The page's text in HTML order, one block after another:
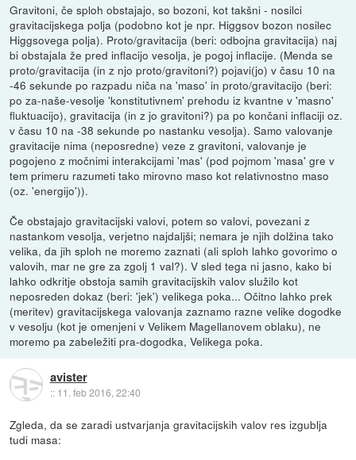
Gravitoni, če sploh obstajajo, so bozoni, kot takšni - nosilci
gravitacijskega polja (podobno kot je npr. Higgsov bozon nosilec
Higgsovega polja). Proto/gravitacija (beri: odbojna gravitacija) naj
bi obstajala že pred inflacijo vesolja, je pogoj inflacije. (Menda se
proto/gravitacija (in z njo proto/gravitoni?) pojavi(jo) v času 10 na
-46 sekunde po razpadu niča na 'maso' in proto/gravitacijo (beri:
po za-naše-vesolje 'konstitutivnem' prehodu iz kvantne v 'masno'
fluktuacijo), gravitacija (in z jo gravitoni?) pa po končani inflaciji oz.
v času 10 na -38 sekunde po nastanku vesolja). Samo valovanje
gravitacije nima (neposredne) veze z gravitoni, valovanje je
pogojeno z močnimi interakcijami 'mas' (pod pojmom 'masa' gre v
tem primeru razumeti tako mirovno maso kot relativnostno maso
(oz. 'energijo')).
Če obstajajo gravitacijski valovi, potem so valovi, povezani z
nastankom vesolja, verjetno najdaljši; nemara je njih dolžina tako
velika, da jih sploh ne moremo zaznati (ali sploh lahko govorimo o
valovih, mar ne gre za zgolj 1 val?). V sled tega ni jasno, kako bi
lahko odkritje obstoja samih gravitacijskih valov služilo kot
neposreden dokaz (beri: 'jek') velikega poka... Očitno lahko prek
(meritev) gravitacijskega valovanja zaznamo razne velike dogodke
v vesolju (kot je omenjeni v Velikem Magellanovem oblaku), ne
moremo pa zabeležiti pra-dogodka, Velikega poka.
avister
:: 11. feb 2016, 22:40
Zgleda, da se zaradi ustvarjanja gravitacijskih valov res izgublja
tudi masa: